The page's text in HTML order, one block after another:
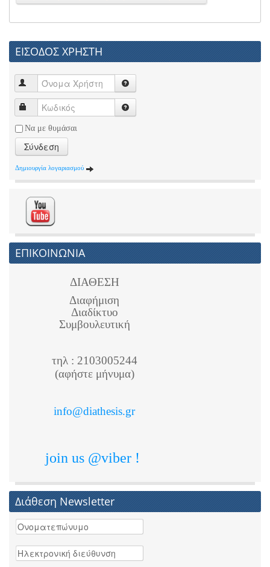
ΕΙΣΟΔΟΣ ΧΡΗΣΤΗ
Να με θυμάσαι
Σύνδεση
Δημιουργία λογαριασμού
ΕΠΙΚΟΙΝΩΝΙΑ
ΔΙΑΘΕΣΗ
Διαφήμιση
Διαδίκτυο
Συμβουλευτική
τηλ : 2103005244
(αφήστε μήνυμα)
info@diathesis.gr
join us @viber !
Διάθεση Newsletter